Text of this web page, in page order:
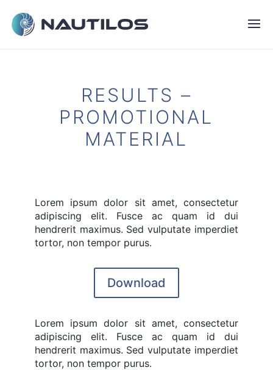
RESULTS –
PROMOTIONAL
MATERIAL
Lorem ipsum dolor sit amet, consectetur
adipiscing elit. Fusce ac quam id dui
hendrerit maximus. Sed vulputate imperdiet
tortor, non tempor purus.
Download
Lorem ipsum dolor sit amet, consectetur
adipiscing elit. Fusce ac quam id dui
hendrerit maximus. Sed vulputate imperdiet
tortor, non tempor purus.